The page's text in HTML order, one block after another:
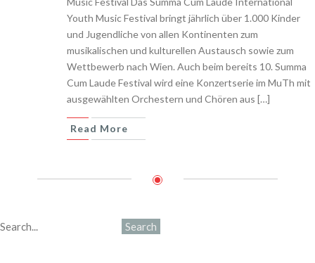
Youth Music Festival bringt jährlich über 1.000 Kinder
und Jugendliche von allen Kontinenten zum
musikalischen und kulturellen Austausch sowie zum
Wettbewerb nach Wien. Auch beim bereits 10. Summa
Cum Laude Festival wird eine Konzertserie im MuTh mit
ausgewählten Orchestern und Chören aus […]
Read More